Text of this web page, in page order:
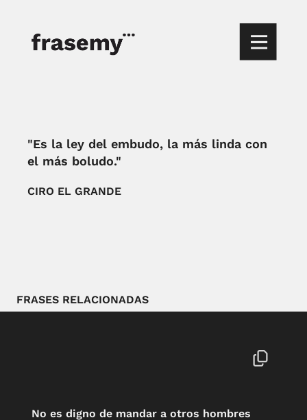
"Es la ley del embudo, la más linda con
el más boludo."
CIRO EL GRANDE
FRASES RELACIONADAS
No es digno de mandar a otros hombres